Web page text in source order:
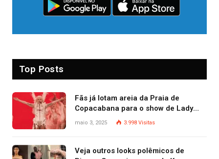
Top Posts
Fãs já lotam areia da Praia de
Copacabana para o show de Lady
Gaga
maio 3, 2025 3.998 Visitas
Veja outros looks polêmicos de